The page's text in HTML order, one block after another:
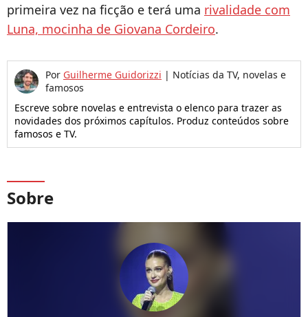
primeira vez na ficção e terá uma rivalidade com
Luna, mocinha de Giovana Cordeiro.
Por Guilherme Guidorizzi | Notícias da TV, novelas e
famosos
Escreve sobre novelas e entrevista o elenco para trazer as
novidades dos próximos capítulos. Produz conteúdos sobre
famosos e TV.
Sobre